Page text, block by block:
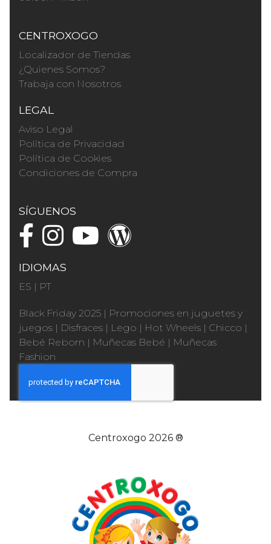
CENTROXOGO
Localizador de Tiendas
¿Quienes Somos?
Trabaja con Nosotros
LEGAL
Aviso Legal
Política de Privacidad
Política de Cookies
Condiciones de Compra
SÍGUENOS
IDIOMAS
ES | PT
Black Friday 2025 | Promociones en juguetes y
juegos | Disfraces | Lego | Hot Wheels | Chicco |
Bebé Reborn | Muñecas Bebé | Muñecas
Fashion
Centroxogo 2026 ®